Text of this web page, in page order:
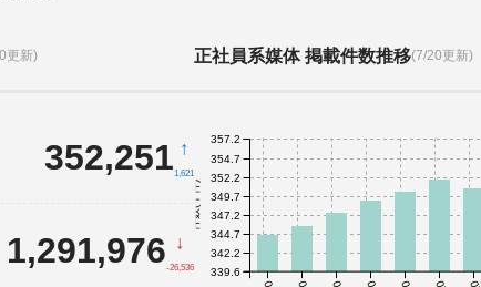
更新)
352,251 ↑
1,621
1,291,976 ↓
-26,536
正社員系媒体 掲載件数推移(7/20更新)
件数(千件)
339.6
342.2
344.7
347.2
349.7
352.2
354.7
357.2